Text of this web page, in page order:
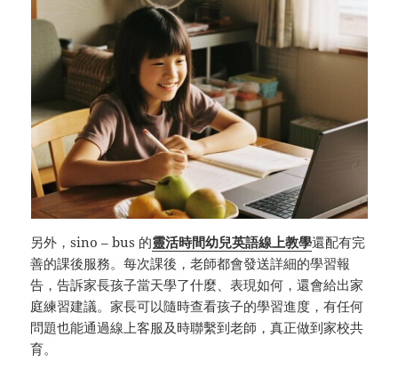
另外，sino – bus 的靈活時間幼兒英語線上教學還配有完
善的課後服務。每次課後，老師都會發送詳細的學習報
告，告訴家長孩子當天學了什麼、表現如何，還會給出家
庭練習建議。家長可以隨時查看孩子的學習進度，有任何
問題也能通過線上客服及時聯繫到老師，真正做到家校共
育。